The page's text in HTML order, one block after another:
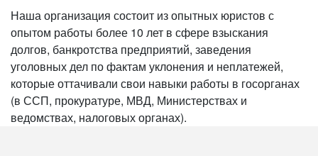
Наша организация состоит из опытных юристов с
опытом работы более 10 лет в сфере взыскания
долгов, банкротства предприятий, заведения
уголовных дел по фактам уклонения и неплатежей,
которые оттачивали свои навыки работы в госорганах
(в ССП, прокуратуре, МВД, Министерствах и
ведомствах, налоговых органах).